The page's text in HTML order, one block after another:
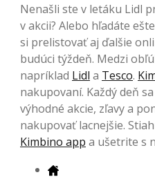
Nenašli ste v letáku Lidl
v akcii? Alebo hľadáte
si prelistovať aj ďalšie
budúci týždeň. Medzi
napríklad Lidl a Tesco.
nakupovaní. Každý deň
výhodné akcie, zľavy a
nakupovať lacnejšie.
Kimbino app a ušetrite s